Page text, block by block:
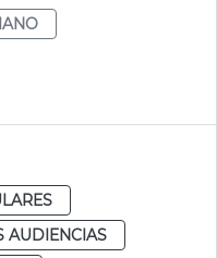
AUDIENCIAS